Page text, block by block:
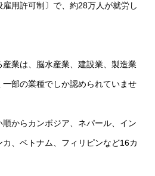
用許可制〕で、約28万人が就労し
業は、脳水産業、建設業、製造業
部の業種でしか認められていませ
からカンボジア、ネパール、イン
カ、ベトナム、フィリピンなど16カ